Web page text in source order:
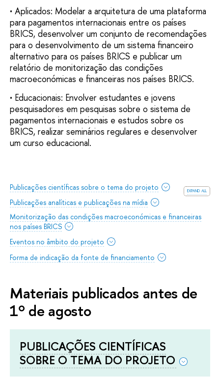
• Aplicados: Modelar a arquitetura de uma plataforma
para pagamentos internacionais entre os países
BRICS, desenvolver um conjunto de recomendações
para o desenvolvimento de um sistema financeiro
alternativo para os países BRICS e publicar um
relatório de monitorização das condições
macroeconómicas e financeiras nos países BRICS.
• Educacionais: Envolver estudantes e jovens
pesquisadores em pesquisas sobre o sistema de
pagamentos internacionais e estudos sobre os
BRICS, realizar seminários regulares e desenvolver
um curso educacional.
expand all
Publicações científicas sobre o tema do projeto
Publicações analíticas e publicações na mídia
Monitorização das condições macroeconómicas e financeiras
nos países BRICS
Eventos no âmbito do projeto
Forma de indicação da fonte de financiamento
Materiais publicados antes de
1º de agosto
PUBLICAÇÕES CIENTÍFICAS
SOBRE O TEMA DO PROJETO